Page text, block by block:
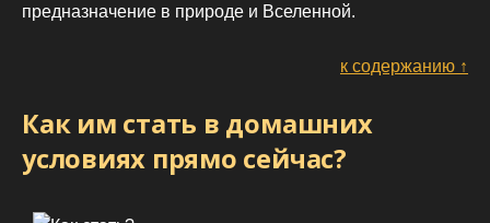
предназначение в природе и Вселенной.
к содержанию ↑
Как им стать в домашних
условиях прямо сейчас?